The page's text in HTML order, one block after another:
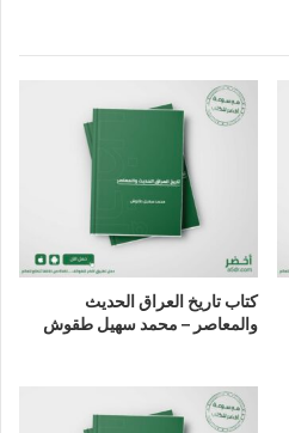
كتاب تاريخ العراق الحديث
والمعاصر – محمد سهيل طقوش